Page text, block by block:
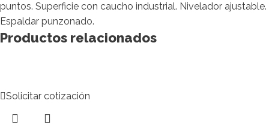
puntos. Superficie con caucho industrial. Nivelador ajustable.
Espaldar punzonado.
Productos relacionados
Solicitar cotización